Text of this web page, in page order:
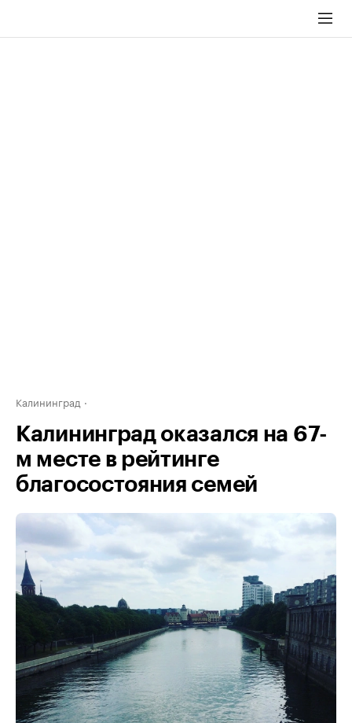
Калининград
Калининград оказался на 67-
м месте в рейтинге
благосостояния семей